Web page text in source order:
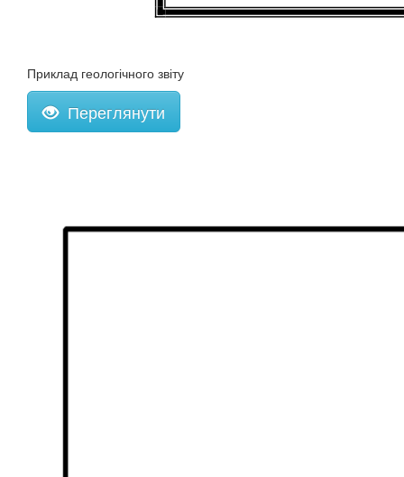
Приклад геологічного звіту
Переглянути